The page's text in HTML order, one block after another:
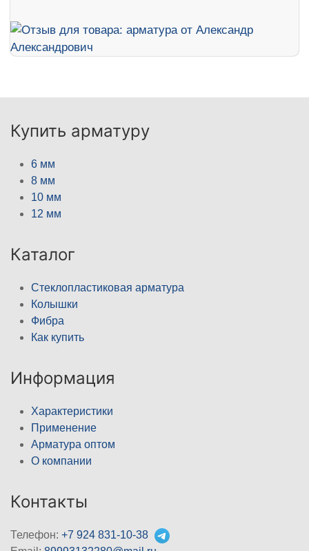
Купить арматуру
6 мм
8 мм
10 мм
12 мм
Каталог
Стеклопластиковая арматура
Колышки
Фибра
Как купить
Информация
Характеристики
Применение
Арматура оптом
О компании
Контакты
Телефон: +7 924 831-10-38